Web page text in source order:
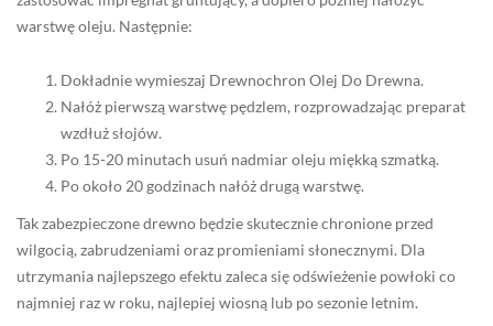
warstwę oleju. Następnie:
Dokładnie wymieszaj Drewnochron Olej Do Drewna.
Nałóż pierwszą warstwę pędzlem, rozprowadzając preparat
wzdłuż słojów.
Po 15-20 minutach usuń nadmiar oleju miękką szmatką.
Po około 20 godzinach nałóż drugą warstwę.
Tak zabezpieczone drewno będzie skutecznie chronione przed
wilgocią, zabrudzeniami oraz promieniami słonecznymi. Dla
utrzymania najlepszego efektu zaleca się odświeżenie powłoki co
najmniej raz w roku, najlepiej wiosną lub po sezonie letnim.